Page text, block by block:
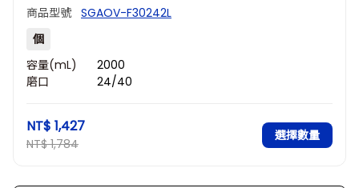
商品型號 SGAOV-F30242L
個
容量(mL)
2000
磨口
24/40
NT$ 1,427
NT$ 1,784
選擇數量